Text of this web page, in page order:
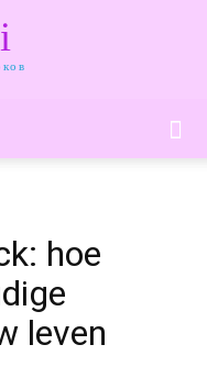
hoe
leven